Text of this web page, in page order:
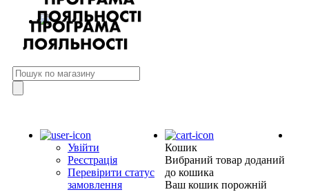
Увійти
Реєстрація
Перевірити статус
замовлення
Кошик
Вибраний товар доданий
до кошика
Ваш кошик порожній